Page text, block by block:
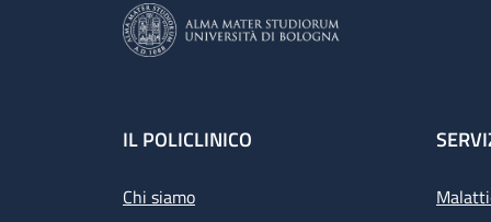
Footer
IL POLICLINICO
Chi siamo